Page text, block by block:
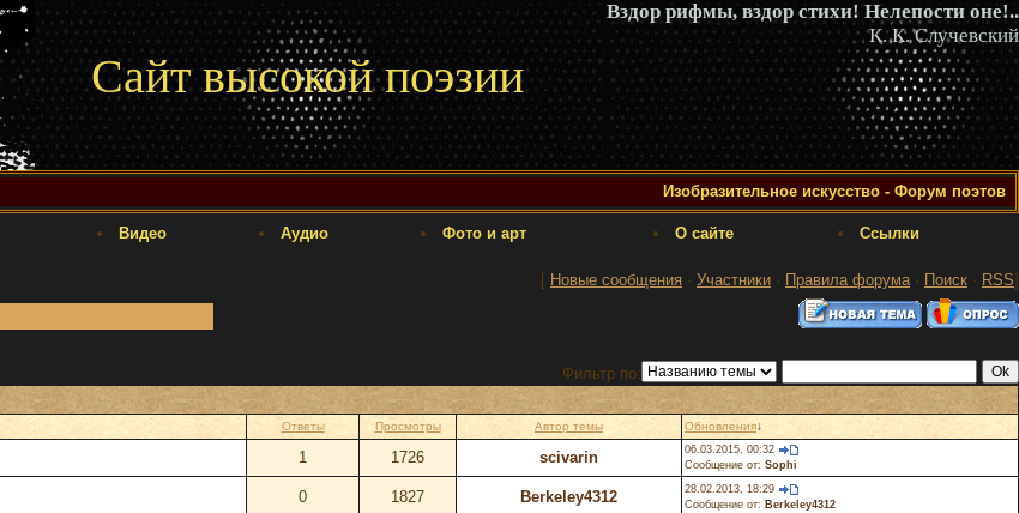
Вздор рифмы, вздор стихи! Нелепости оне!..
К. К. Случевский
Сайт высокой поэзии
Изобразительное искусство - Форум поэтов
Видео Аудио Фото и арт О сайте Ссылки
[ Новые сообщения · Участники · Правила форума· Поиск · RSS]
Фильтр по:
Ответы Просмотры Автор темы Обновления↓
1 1726 scivarin
06.03.2015, 00:32
Сообщение от: Sophi
0 1827 Berkeley4312
28.02.2013, 18:29
Сообщение от: Berkeley4312